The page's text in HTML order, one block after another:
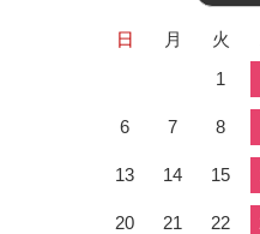
日 月 火
1
6 7 8
13 14 15
20 21 22